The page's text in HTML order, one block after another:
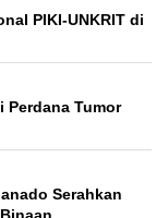
PIKI-UNKRIT di
Perdana Tumor
Serahkan